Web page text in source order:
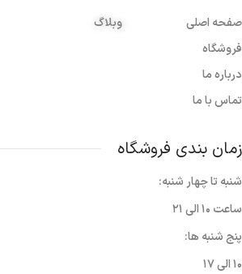
صفحه اصلی
فروشگاه
درباره ما
تماس با ما
وبلاگ
زمان بندی فروشگاه
شنبه تا چهار شنبه:
ساعت ۱۰ الی ۲۱
پنج شنبه ها:
۱۰ الی ۱۷